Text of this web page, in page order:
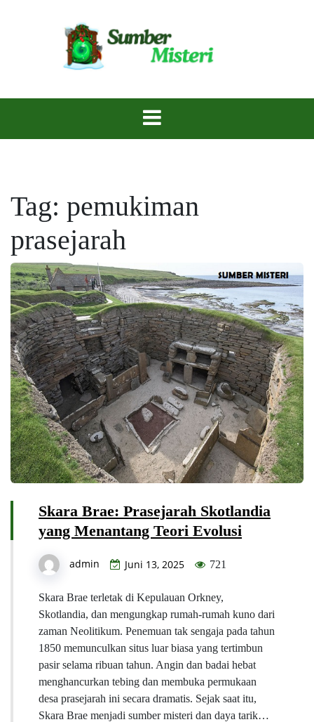
Sumber Misteri
Tag: pemukiman
prasejarah
Skara Brae: Prasejarah Skotlandia
yang Menantang Teori Evolusi
admin Juni 13, 2025 721
Skara Brae terletak di Kepulauan Orkney,
Skotlandia, dan mengungkap rumah-rumah kuno dari
zaman Neolitikum. Penemuan tak sengaja pada tahun
1850 memunculkan situs luar biasa yang tertimbun
pasir selama ribuan tahun. Angin dan badai hebat
menghancurkan tebing dan membuka permukaan
desa prasejarah ini secara dramatis. Sejak saat itu,
Skara Brae menjadi sumber misteri dan daya tarik…